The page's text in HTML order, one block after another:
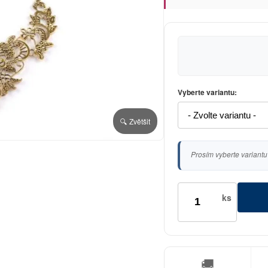
🔍 Zvětšit
Vyberte variantu:
Prosím vyberte
ks
🚚